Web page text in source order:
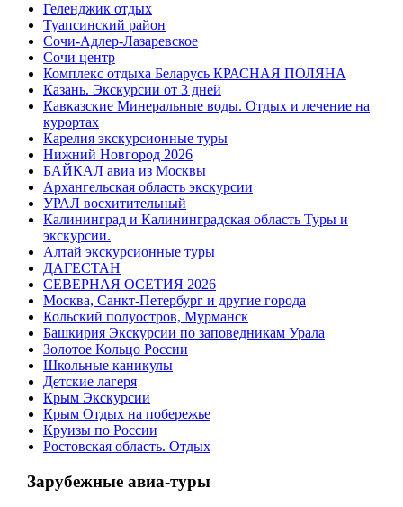
Геленджик отдых
Туапсинский район
Сочи-Адлер-Лазаревское
Сочи центр
Комплекс отдыха Беларусь КРАСНАЯ ПОЛЯНА
Казань. Экскурсии от 3 дней
Кавказские Минеральные воды. Отдых и лечение на
курортах
Карелия экскурсионные туры
Нижний Новгород 2026
БАЙКАЛ авиа из Москвы
Архангельская область экскурсии
УРАЛ восхитительный
Калининград и Калининградская область Туры и
экскурсии.
Алтай экскурсионные туры
ДАГЕСТАН
СЕВЕРНАЯ ОСЕТИЯ 2026
Москва, Санкт-Петербург и другие города
Кольский полуостров, Мурманск
Башкирия Экскурсии по заповедникам Урала
Золотое Кольцо России
Школьные каникулы
Детские лагеря
Крым Экскурсии
Крым Отдых на побережье
Круизы по России
Ростовская область. Отдых
Зарубежные авиа-туры